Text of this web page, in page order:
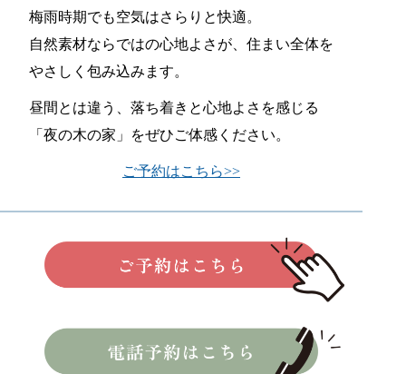
梅雨時期でも空気はさらりと快適。
自然素材ならではの心地よさが、住まい全体を
やさしく包み込みます。
昼間とは違う、落ち着きと心地よさを感じる
「夜の木の家」をぜひご体感ください。
ご予約はこちら>>